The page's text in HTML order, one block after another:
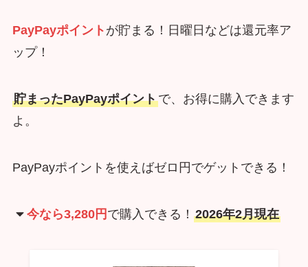
PayPayポイント が貯まる！日曜日などは還元率ア
ップ！
貯まったPayPayポイントで、お得に購入できます
よ。
PayPayポイントを使えばゼロ円でゲットできる！
今なら3,280円 で購入できる！2026年2月現在